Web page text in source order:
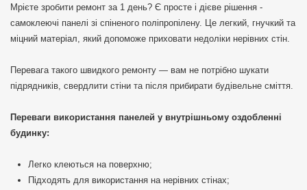
Мрієте зробити ремонт за 1 день? Є просте і дієве рішення -
самоклеючі панелі зі спіненого поліпропілену. Це легкий, гнучкий та
міцний матеріал, який допоможе приховати недоліки нерівних стін.
Перевага такого швидкого ремонту — вам не потрібно шукати
підрядників, свердлити стіни та після прибирати будівельне сміття.
Переваги використання панелей у внутрішньому оздобленні
будинку:
Легко клеються на поверхню;
Підходять для використання на нерівних стінах;